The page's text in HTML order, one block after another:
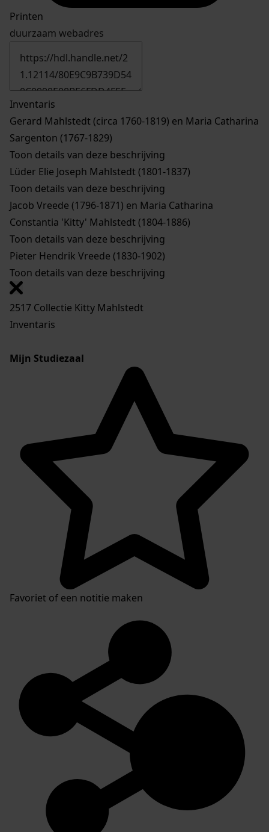
Printen
duurzaam webadres
Inventaris
Gerard Mahlstedt (circa 1760-1819) en Maria Catharina
Sargenton (1767-1829)
Toon details van deze beschrijving
Lüder Elie Joseph Mahlstedt (1801-1837)
Toon details van deze beschrijving
Jacob Vreede (1796-1871) en Maria Catharina
Constantia 'Kitty' Mahlstedt (1804-1886)
Toon details van deze beschrijving
Pieter Hendrik Vreede (1830-1902)
Toon details van deze beschrijving
2517 Collectie Kitty Mahlstedt
Inventaris
Mijn Studiezaal
Favoriet of een notitie maken